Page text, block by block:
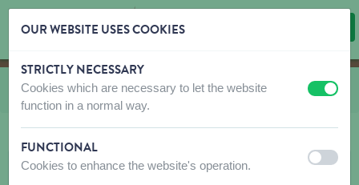
Skip content
Skip language choice
Vous êtes ici:
de Biogance
OUR WEBSITE USES COOKIES
STRICTLY NECESSARY
Cookies which are necessary to let the website
function in a normal way.
off on
FUNCTIONAL
Cookies to enhance the website's operation. off on